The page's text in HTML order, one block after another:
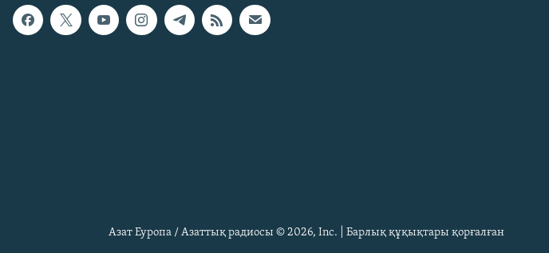
Азат Еуропа / Азаттық радиосы © 2026, Inc. | Барлық құқықтары қорғалған